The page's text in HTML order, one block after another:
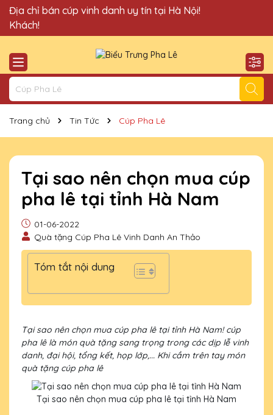
Quà Tặng Cúp Pha Lê Vinh Danh An Thảo xin chào Quý
Khách!
Địa chỉ bán cúp vinh danh uy tín tại Hà Nội!
Trang chủ Tin Tức Cúp Pha Lê
Tại sao nên chọn mua cúp
pha lê tại tỉnh Hà Nam
01-06-2022
Quà tặng Cúp Pha Lê Vinh Danh An Thảo
Tóm tắt nội dung
Tại sao nên chọn mua cúp pha lê tại tỉnh Hà Nam! cúp
pha lê là món quà tặng sang trọng trong các dịp lễ vinh
danh, đại hội, tổng kết, họp lớp,... Khi cầm trên tay món
quà tặng cúp pha lê
Tại sao nên chọn mua cúp pha lê tại tỉnh Hà Nam